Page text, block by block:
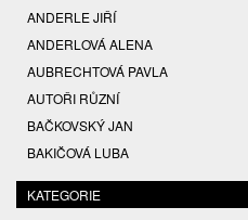
ANDERLE JIŘÍ
ANDERLOVÁ ALENA
AUBRECHTOVÁ PAVLA
AUTOŘI RŮZNÍ
BAČKOVSKÝ JAN
BAKIČOVÁ LUBA
BALCAR JIŘÍ
BALCAR KAREL
KATEGORIE